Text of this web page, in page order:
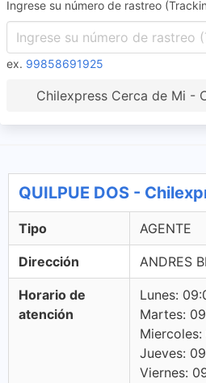
Ingrese su número de rastreo
ex. 99858691925
Chilexpress Cerca de Mi -
QUILPUE DOS -
Tipo AGENTE
Dirección ANDRES
Horario de
atención
Lunes:
Martes:
Jueves:
Viernes: